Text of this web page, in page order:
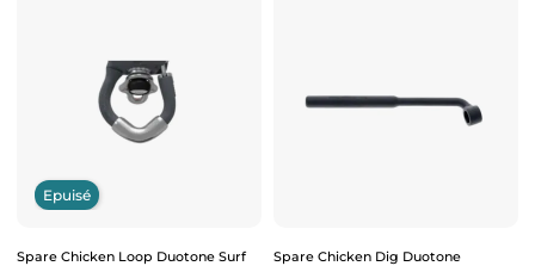
Epuisé
Spare Chicken Loop Duotone Surf Spare Chicken Dig Duotone